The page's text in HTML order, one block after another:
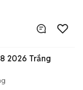
2026 Trắng